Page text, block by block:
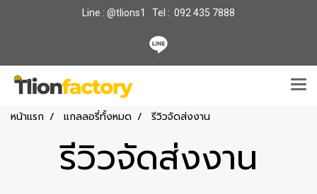
Line : @tlions1 Tel : 092 435 7888
หน้าแรก แกลลอรี่ทั้งหมด รีวิวจัดส่งงาน
รีวิวจัดส่งงาน